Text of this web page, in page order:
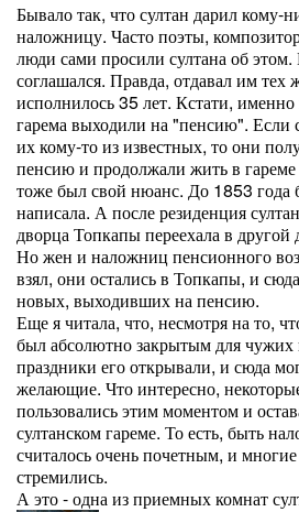
Бывало так, что султан дарил кому-
наложницу. Часто поэты,
люди сами просили султана об
соглашался. Правда, отдавал им
исполнилось 35 лет. Кстати,
гарема выходили на "пенсию". Если
их кому-то из известных, то они
пенсию и продолжали жить в гареме
тоже был свой нюанс. До 1853 года
написала. А после резиденция
дворца Топкапы переехала в другой
Но жен и наложниц пенсионного
взял, они остались в Топкапы, и
новых, выходивших на пенсию.
Еще я читала, что, несмотря на то,
был абсолютно закрытым для чужих
праздники его открывали, и сюда
желающие. Что интересно,
пользовались этим моментом и
султанском гареме. То есть, быть
считалось очень почетным, и
стремились.
А это - одна из приемных комнат